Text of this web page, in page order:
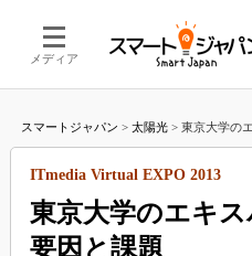
メディア
スマートジャパン > 太陽光 > 東京大学の
東京大学のエキ
要因と課題
ITmedia Virtual EXPO 2013